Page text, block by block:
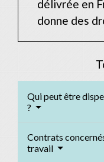
délivrée en
donne des
Qui peut être
?
Contrats
travail